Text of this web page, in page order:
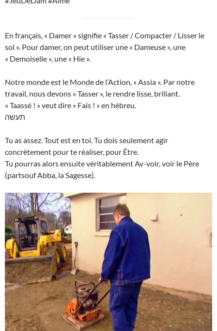
En français, « Damer » signifie « Tasser / Compacter / Lisser le
sol ». Pour damer, on peut utiliser une « Dameuse », une
« Demoiselle », une « Hie ».
Notre monde est le Monde de l’Action, « Assia ». Par notre
travail, nous devons « Tasser », le rendre lisse, brillant.
« Taassé ! » veut dire « Fais ! » en hébreu.
תעשה
Tu as assez. Tout est en toi. Tu dois seulement agir
concrètement pour te réaliser, pour Être.
Tu pourras alors ensuite véritablement Av-voir, voir le Père
(partsouf Abba, la Sagesse).